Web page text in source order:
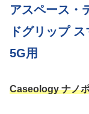
アスペース・
ドグリップ
5G用
Caseology ナノ